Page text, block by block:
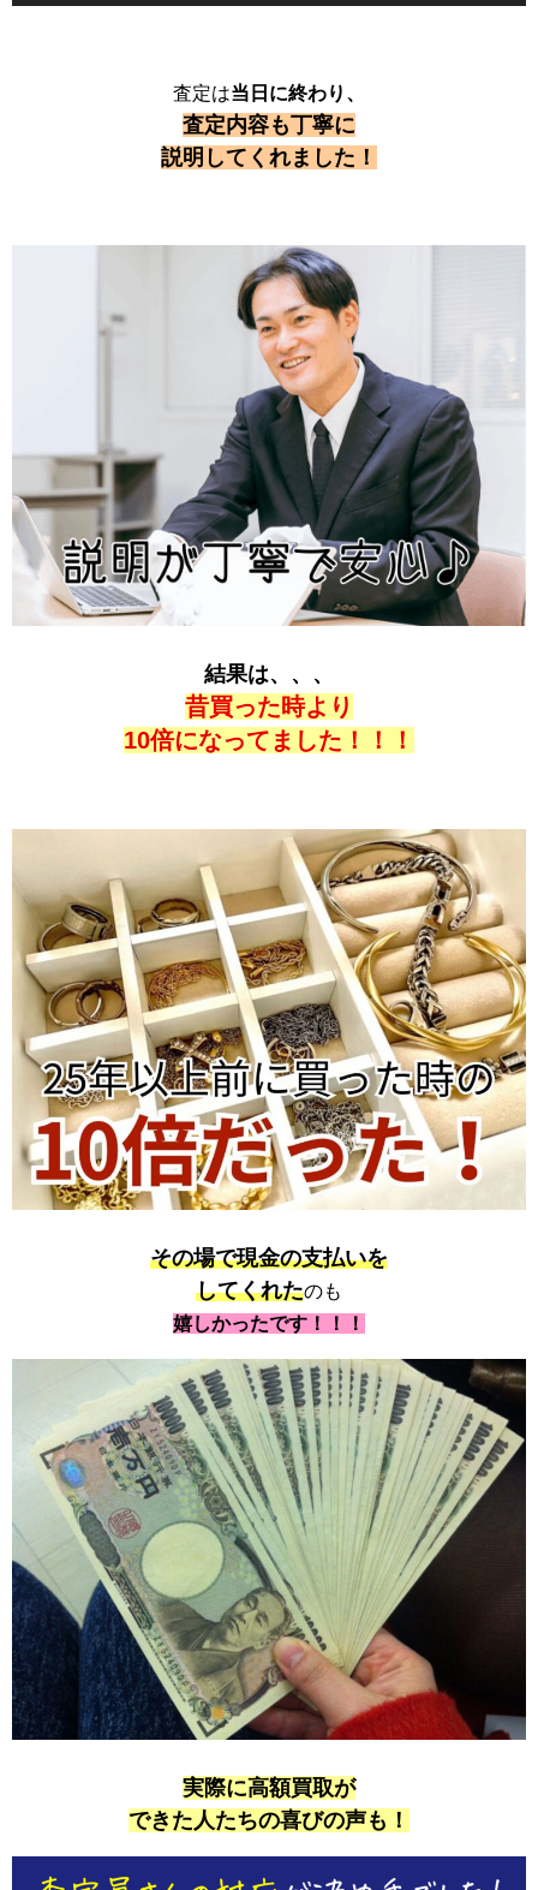
査定は当日に終わり、
査定内容も丁寧に
説明してくれました！
結果は、、、
昔買った時より
10倍になってました！！！
その場で現金の支払いを
してくれたのも
嬉しかったです！！！
実際に高額買取が
できた人たちの喜びの声も！